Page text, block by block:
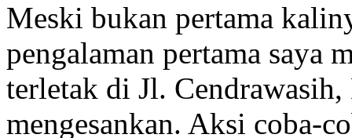
Meski bukan pertama
pengalaman pertama saya
terletak di Jl.
mengesankan. Aksi coba-